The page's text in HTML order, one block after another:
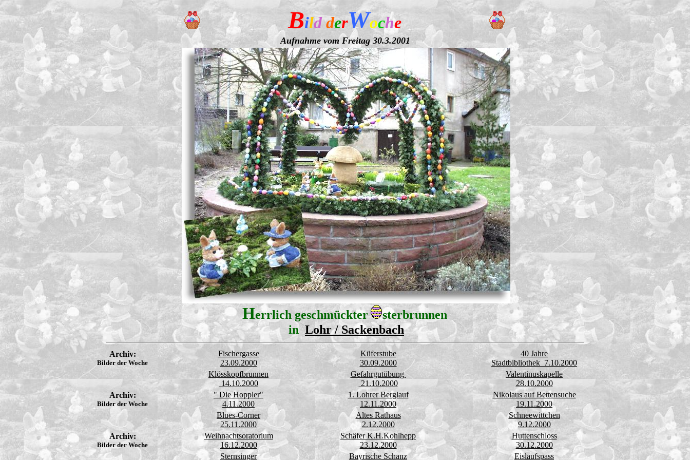
BildderWoche
Aufnahme vom Freitag 30.3.2001
Herrlich geschmückter
sterbrunnen
inLohr / Sackenbach
Archiv:
Bilder der Woche
Fischergasse
23.09.2000
Küferstube
30.09.2000
40 Jahre
Stadtbibliothek 7.10.2000
Klösskopfbrunnen
14.10.2000
Gefahrgutübung
21.10.2000
Valentinuskapelle
28.10.2000
Archiv:
Bilder der Woche
" Die Hoppler"
4.11.2000
1. Lohrer Berglauf
12.11.2000
Nikolaus auf Bettensuche
19.11.2000
Blues-Corner
25.11.2000
Altes Rathaus
2.12.2000
Schneewittchen
9.12.2000
Archiv:
Bilder der Woche
Weihnachtsoratorium
16.12.2000
Schäfer K.H.Kohlhepp
23.12.2000
Huttenschloss
30.12.2000
Sternsinger
Bayrische Schanz Eislaufspass